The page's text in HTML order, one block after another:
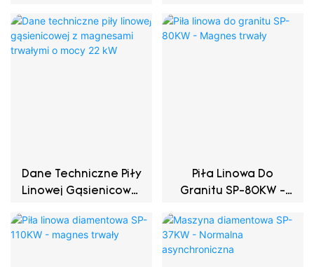
Dane Techniczne Piły
Linowej Gąsienicowej
Trwałymi O Mocy 22
KW
Piła Linowa Do
Granitu SP-80KW -